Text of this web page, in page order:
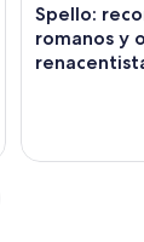
Spello:
romanos y